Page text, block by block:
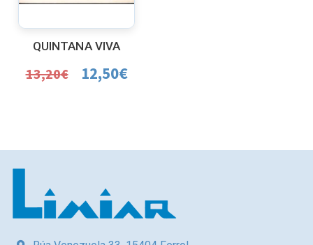
QUINTANA VIVA
13,20€ 12,50€